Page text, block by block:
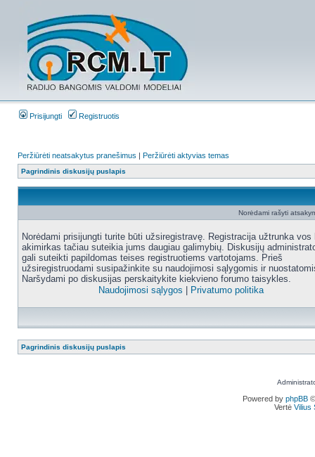
Prisijungti Registruotis
Peržiūrėti neatsakytus pranešimus | Peržiūrėti aktyvias temas
Pagrindinis diskusijų puslapis
Norėdami rašyti
Norėdami prisijungti turite būti užsiregistravę. Registracija užtrunka vos
akimirkas tačiau suteikia jums daugiau galimybių. Diskusijų
gali suteikti papildomas teises registruotiems vartotojams. Prieš
užsiregistruodami susipažinkite su naudojimosi sąlygomis ir
Naršydami po diskusijas perskaitykite kiekvieno forumo taisykles.
Naudojimosi sąlygos
Privatumo politika
Pagrindinis diskusijų puslapis
Powered by phpBB
Vertė Vilius